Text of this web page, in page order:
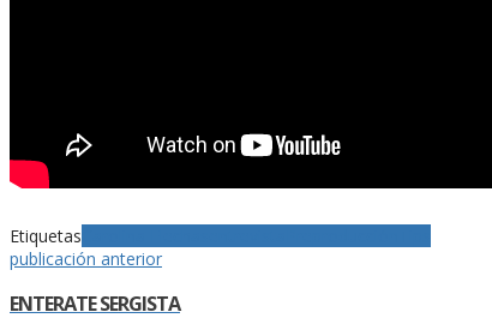
Etiquetas
publicación anterior
ENTERATE SERGISTA